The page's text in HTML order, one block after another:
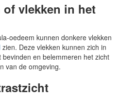
of vlekken in het
oedeem kunnen donkere vlekken
zien. Deze vlekken kunnen zich in
en belemmeren het zicht
van de omgeving.